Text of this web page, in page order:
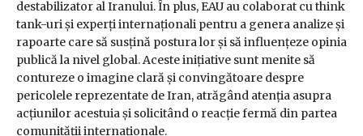
destabilizator al Iranului. În plus, EAU au colaborat cu think
tank-uri și experți internaționali pentru a genera analize și
rapoarte care să susțină postura lor și să influențeze opinia
publică la nivel global. Aceste inițiative sunt menite să
contureze o imagine clară și convingătoare despre
pericolele reprezentate de Iran, atrăgând atenția asupra
acțiunilor acestuia și solicitând o reacție fermă din partea
comunității internaționale.